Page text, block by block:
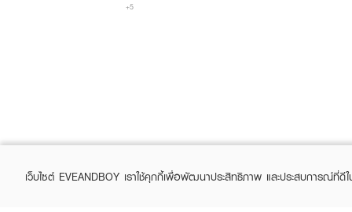
+5
เว็บไซต์ EVEANDBOY เราใช้คุกกี้เพื่อพัฒนาประสิทธิภาพ และประสบการณ์ที่